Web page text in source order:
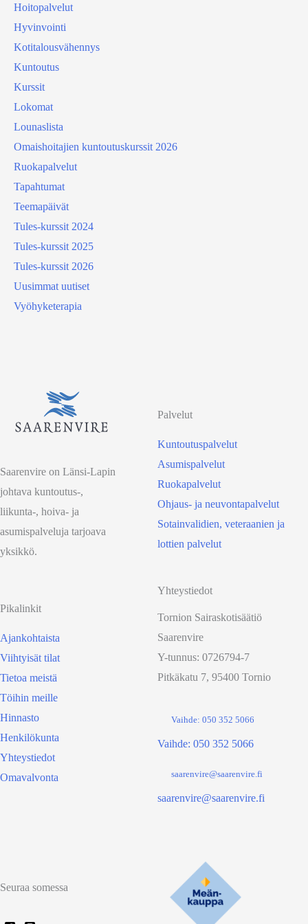
Hoitopalvelut
Hyvinvointi
Kotitalousvähennys
Kuntoutus
Kurssit
Lokomat
Lounaslista
Omaishoitajien kuntoutuskurssit 2026
Ruokapalvelut
Tapahtumat
Teemapäivät
Tules-kurssit 2024
Tules-kurssit 2025
Tules-kurssit 2026
Uusimmat uutiset
Vyöhyketerapia
Saarenvire on Länsi-Lapin
johtava kuntoutus-,
liikunta-, hoiva- ja
asumispalveluja tarjoava
yksikkö.
Palvelut
Kuntoutuspalvelut
Asumispalvelut
Ruokapalvelut
Ohjaus- ja neuvontapalvelut
Sotainvalidien, veteraanien ja
lottien palvelut
Pikalinkit
Ajankohtaista
Viihtyisät tilat
Tietoa meistä
Töihin meille
Hinnasto
Henkilökunta
Yhteystiedot
Omavalvonta
Yhteystiedot
Tornion Sairaskotisäätiö
Saarenvire
Y-tunnus: 0726794-7
Pitkäkatu 7, 95400 Tornio
Vaihde: 050 352 5066
Vaihde: 050 352 5066
saarenvire@saarenvire.fi
saarenvire@saarenvire.fi
Seuraa somessa